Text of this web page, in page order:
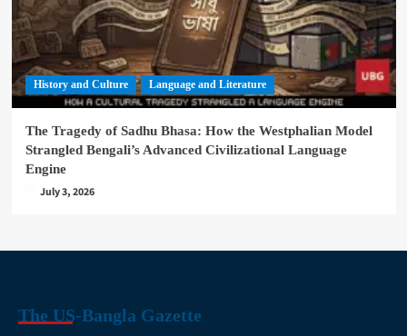
History and Culture Language and Literature
The Tragedy of Sadhu Bhasa: How the Westphalian Model
Strangled Bengali’s Advanced Civilizational Language
Engine
July 3, 2026
The US-Bangla Gazette